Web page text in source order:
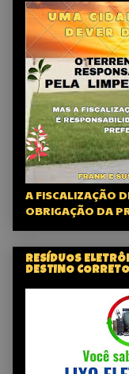
A FISCALIZAÇÃO
OBRIGAÇÃO DA
RESÍDUOS
DESTINO CORRETO